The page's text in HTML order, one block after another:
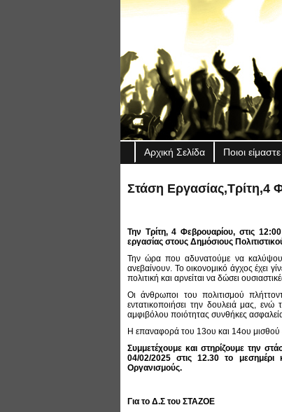
Αρχική Σελίδα Ποιοι είμαστε
Στάση Εργασίας,Τρίτη,4
Την Τρίτη, 4 Φεβρουαρίου, στις
εργασίας στους Δημόσιους
Την ώρα που αδυνατούμε να
ανεβαίνουν. Το οικονομικό άγχος έχει
πολιτική και αρνείται να δώσει
Οι άνθρωποι του πολιτισμού
εντατικοποιήσει την δουλειά μας,
αμφιβόλου ποιότητας συνθήκες
Η επαναφορά του 13ου και 14ου μισθού
Συμμετέχουμε και στηρίζουμε την
04/02/2025 στις 12.30 το μεσημέρι
Οργανισμούς.
Για το Δ.Σ του ΣΤΑΖΟΕ